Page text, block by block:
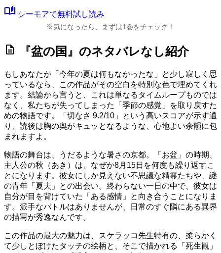
auto_stories シーモアで無料試し読み
※気になったら、まずは1巻をチェック！
description 『盆の国』のネタバレなし紹介
もしあなたが「今年の夏は何もなかったな」と少し寂しく思
っているなら、この作品がその空白を特別な色で埋めてくれ
ます。結論から言うと、これは単なるタイムループものでは
なく、私たちが失ってしまった「季節の感覚」を取り戻すた
めの物語です。
「切なさ 9.2/10」
という高いスコアが示す通
り、読後は胸の奥がキュッとなるような、心地よい余韻に包
まれますよ。
物語の舞台は、うだるような暑さの京都。「お盆」の時期、
主人公の秋（あき）は、なぜか8月15日を何度も繰り返すこ
とになります。彼女にしか見えない不思議な精霊たちや、謎
の青年「夏夫」との出会い。終わらない一日の中で、彼女は
自分が目を背けていた「ある感情」と向き合うことになりま
す。派手なバトルはありませんが、日常のすぐ隣にある異界
の描写が秀逸なんです。
この作品の最大の魅力は、スケラッコ先生特有の、柔らかく
て少しとぼけたタッチの絵柄と、そこで描かれる「死生観」